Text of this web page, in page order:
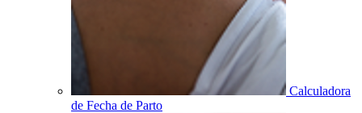
Calculadora
de Fecha de Parto